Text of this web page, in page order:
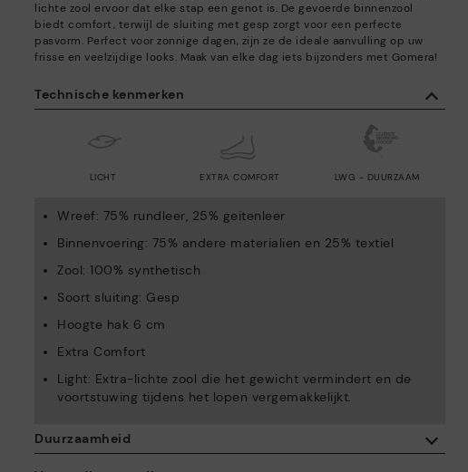
Technische kenmerken
LICHT EXTRA COMFORT LWG - DUURZAAM
Wreef: 75% rundleer, 25% geitenleer
Binnenvoering: 75% andere materialien en 25% textiel
Zool: 100% synthetisch
Soort sluiting: Gesp
Hoogte hak 6 cm
Extra Comfort
Light: Extra-lichte zool die het gewicht vermindert en de
voortstuwing tijdens het lopen vergemakkelijkt.
Duurzaamheid
lichte zool ervoor dat elke stap een genot is. De gevoerde binnenzool
biedt comfort, terwijl de sluiting met gesp zorgt voor een perfecte
pasvorm. Perfect voor zonnige dagen, zijn ze de ideale aanvulling op uw
frisse en veelzijdige looks. Maak van elke dag iets bijzonders met Gomera!